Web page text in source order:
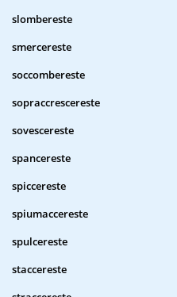
slombereste
smercereste
soccombereste
sopraccrescereste
sovescereste
spancereste
spiccereste
spiumaccereste
spulcereste
staccereste